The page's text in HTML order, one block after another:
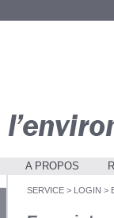
A PROPOS
SERVICE > LOGIN >